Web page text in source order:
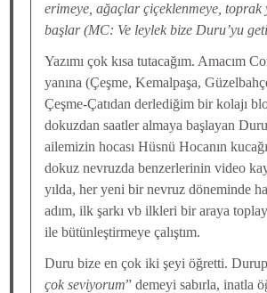
erimeye, ağaçlar çiçeklenmeye, toprak
başlar (MC: Ve leylek bize Duru’yu
Yazımı çok kısa tutacağım. Amacım
yanına (Çeşme, Kemalpaşa,
Çeşme-Çatıdan derlediğim bir kolajı
dokuzdan saatler almaya başlayan
ailemizin hocası Hüsnü Hocanın
dokuz nevruzda benzerlerinin video
yılda, her yeni bir nevruz döneminde
adım, ilk şarkı vb ilkleri bir araya
ile bütünleştirmeye çalıştım.
Duru bize en çok iki şeyi öğretti.
çok seviyorum” demeyi sabırla, inatla